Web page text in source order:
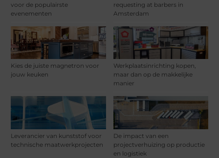
voor de populairste
evenementen
requesting at barbers in
Amsterdam
Kies de juiste magnetron voor
jouw keuken
Werkplaatsinrichting kopen,
maar dan op de makkelijke
manier
Leverancier van kunststof voor
technische maatwerkprojecten
De impact van een
projectverhuizing op productie
en logistiek